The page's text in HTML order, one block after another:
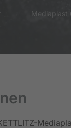
Mediaplast